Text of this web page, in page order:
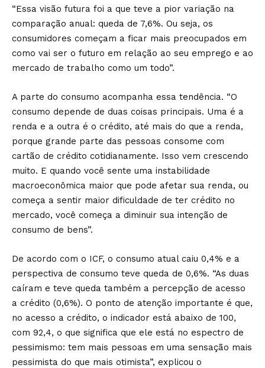
“Essa visão futura foi a que teve a pior variação na
comparação anual: queda de 7,6%. Ou seja, os
consumidores começam a ficar mais preocupados em
como vai ser o futuro em relação ao seu emprego e ao
mercado de trabalho como um todo”.
A parte do consumo acompanha essa tendência. “O
consumo depende de duas coisas principais. Uma é a
renda e a outra é o crédito, até mais do que a renda,
porque grande parte das pessoas consome com
cartão de crédito cotidianamente. Isso vem crescendo
muito. E quando você sente uma instabilidade
macroeconômica maior que pode afetar sua renda, ou
começa a sentir maior dificuldade de ter crédito no
mercado, você começa a diminuir sua intenção de
consumo de bens”.
De acordo com o ICF, o consumo atual caiu 0,4% e a
perspectiva de consumo teve queda de 0,6%. “As duas
caíram e teve queda também a percepção de acesso
a crédito (0,6%). O ponto de atenção importante é que,
no acesso a crédito, o indicador está abaixo de 100,
com 92,4, o que significa que ele está no espectro de
pessimismo: tem mais pessoas em uma sensação mais
pessimista do que mais otimista”, explicou o